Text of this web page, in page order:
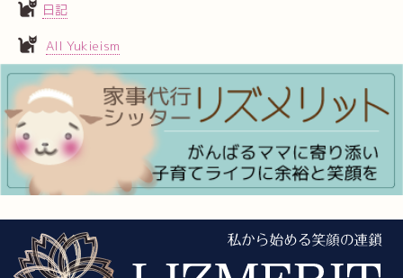
日記
All Yukieism